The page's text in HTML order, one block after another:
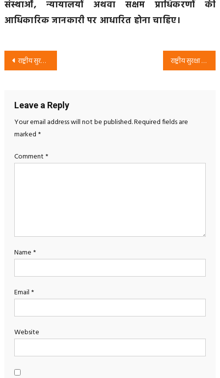
संस्थाओं, न्यायालयों अथवा सक्षम प्राधिकरणों की
आधिकारिक जानकारी पर आधारित होना चाहिए।
Post
राष्ट्रीय सुरक्षा पार्टी (RSP) का अभियान: सुशासन, पारदर्शिता और राजनीतिक जवाबदेही पर जनजागरण राष्ट्रीय सुरक्षा पार्टी (RSP) का अभियान: पेपर लीक, रोजगार और पारदर्शी भर्ती व्यवस्था पर जनजागरण
Leave a Reply
Your email address will not be published.Required fields are
marked *
Comment *
Name *
Email *
Website